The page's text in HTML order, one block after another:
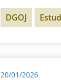
DGOJ
20/01/2026